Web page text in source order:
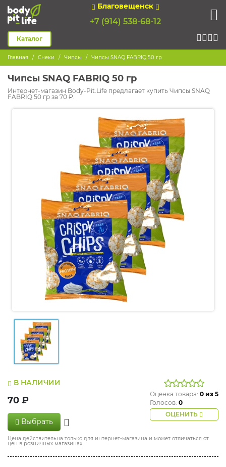
Благовещенск
+7 (914) 538-68-12
Каталог
Главная Снеки Чипсы Чипсы SNAQ FABRIQ 50 гр
Чипсы SNAQ FABRIQ 50 гр
Интернет-магазин Body-Pit.Life предлагает купить Чипсы SNAQ
FABRIQ 50 гр за 70 ₽.
В НАЛИЧИИ
70 ₽
Выбрать
Оценка товара: 0 из 5
Голосов: 0
ОЦЕНИТЬ
Цена действительна только для интернет-магазина и может отличаться от
цен в розничных магазинах